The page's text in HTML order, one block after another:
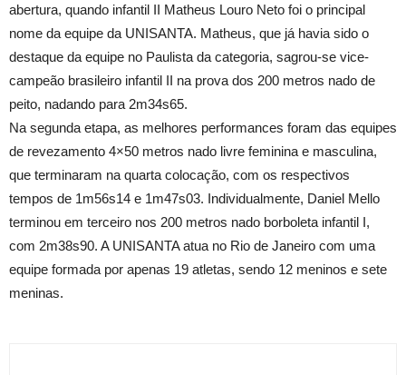
abertura, quando infantil II Matheus Louro Neto foi o principal
nome da equipe da UNISANTA. Matheus, que já havia sido o
destaque da equipe no Paulista da categoria, sagrou-se vice-
campeão brasileiro infantil II na prova dos 200 metros nado de
peito, nadando para 2m34s65.
Na segunda etapa, as melhores performances foram das equipes
de revezamento 4×50 metros nado livre feminina e masculina,
que terminaram na quarta colocação, com os respectivos
tempos de 1m56s14 e 1m47s03. Individualmente, Daniel Mello
terminou em terceiro nos 200 metros nado borboleta infantil I,
com 2m38s90. A UNISANTA atua no Rio de Janeiro com uma
equipe formada por apenas 19 atletas, sendo 12 meninos e sete
meninas.